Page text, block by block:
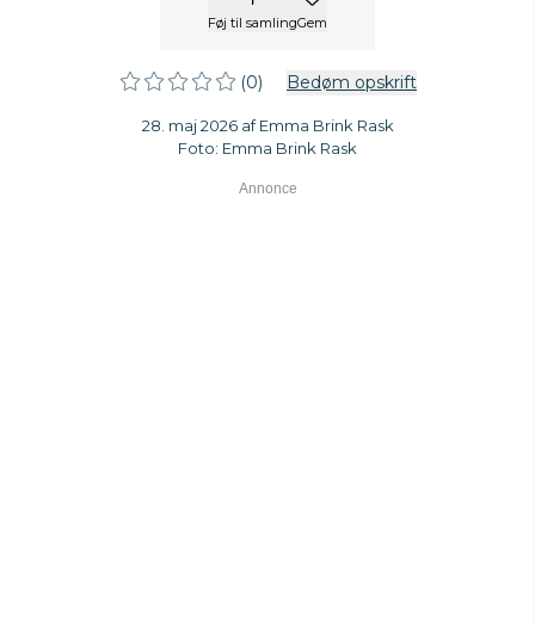
Føj til samlingGem
(0) Bedøm opskrift
28. maj 2026 af Emma Brink Rask
Foto: Emma Brink Rask